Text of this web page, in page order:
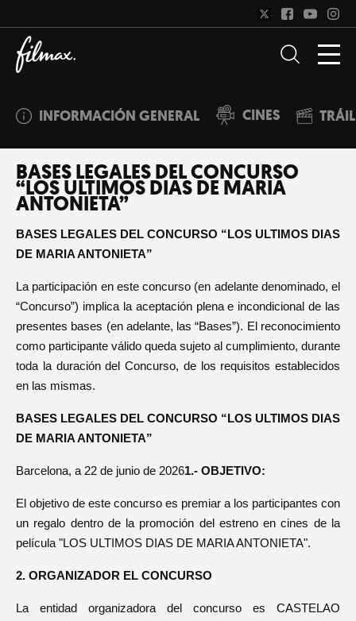
INFORMACIÓN GENERAL CINES
BASES LEGALES DEL CONCURSO
“LOS ULTIMOS DIAS DE MARIA
ANTONIETA”
BASES LEGALES DEL CONCURSO “LOS ULTIMOS DIAS
DE MARIA ANTONIETA”
La participación en este concurso (en adelante denominado, el
“Concurso”) implica la aceptación plena e incondicional de las
presentes bases (en adelante, las “Bases”). El reconocimiento
como participante válido queda sujeto al cumplimiento, durante
toda la duración del Concurso, de los requisitos establecidos
en las mismas.
BASES LEGALES DEL CONCURSO “LOS ULTIMOS DIAS
DE MARIA ANTONIETA”
Barcelona, a 22 de junio de 20261.- OBJETIVO:
El objetivo de este concurso es premiar a los participantes con
un regalo dentro de la promoción del estreno en cines de la
película "LOS ULTIMOS DIAS DE MARIA ANTONIETA".
2. ORGANIZADOR EL CONCURSO
La entidad organizadora del concurso es CASTELAO